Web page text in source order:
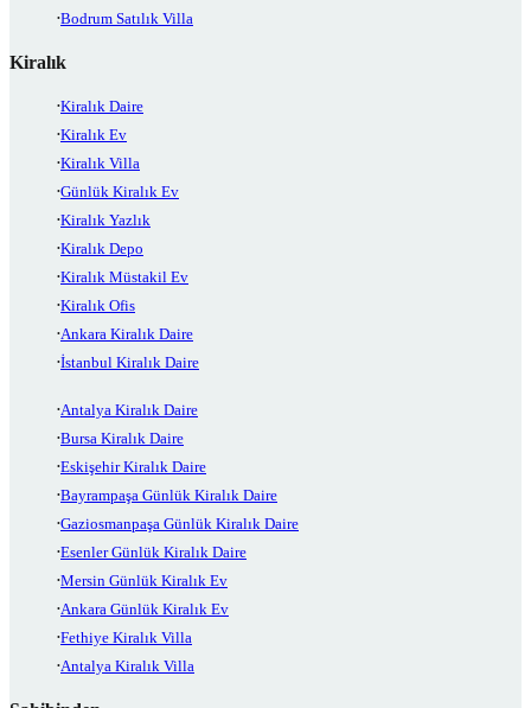
Bodrum Satılık Villa
Kiralık
Kiralık Daire
Kiralık Ev
Kiralık Villa
Günlük Kiralık Ev
Kiralık Yazlık
Kiralık Depo
Kiralık Müstakil Ev
Kiralık Ofis
Ankara Kiralık Daire
İstanbul Kiralık Daire
Antalya Kiralık Daire
Bursa Kiralık Daire
Eskişehir Kiralık Daire
Bayrampaşa Günlük Kiralık Daire
Gaziosmanpaşa Günlük Kiralık Daire
Esenler Günlük Kiralık Daire
Mersin Günlük Kiralık Ev
Ankara Günlük Kiralık Ev
Fethiye Kiralık Villa
Antalya Kiralık Villa